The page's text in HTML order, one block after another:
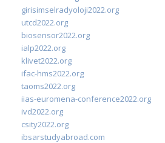
girisimselradyoloji2022.org
utcd2022.org
biosensor2022.org
ialp2022.org
klivet2022.org
ifac-hms2022.org
taoms2022.org
iias-euromena-conference2022.org
ivd2022.org
csity2022.org
ibsarstudyabroad.com